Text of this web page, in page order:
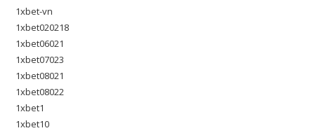
1xbet-vn
1xbet020218
1xbet06021
1xbet07023
1xbet08021
1xbet08022
1xbet1
1xbet10